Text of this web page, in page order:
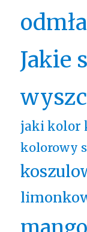
Jakie
jaki kolor
kolorowy